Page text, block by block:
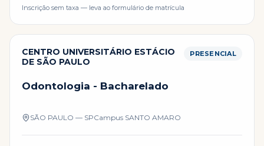
Inscrição sem taxa — leva ao formulário de matrícula
CENTRO UNIVERSITÁRIO ESTÁCIO
DE SÃO PAULO
PRESENCIAL
Odontologia - Bacharelado
SÃO PAULO — SPCampus SANTO AMARO